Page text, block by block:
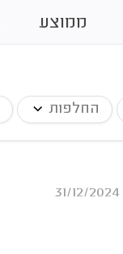
ממוצע
החלפות